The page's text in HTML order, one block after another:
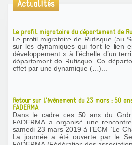
Actualités
Le profil migratoire du département de
Le profil migratoire de Rufisque (au
sur les dynamiques qui font le lien
développement » à l’échelle d’un
département de Rufisque. Ce département se caractérise en
effet par une dynamique (…)...
Retour sur l’évènement du 23 mars : 50
FADERMA
Dans le cadre des 50 ans du
FADERMA a organisé une
samedi 23 mars 2019 à l’ECM ’Le
La journée a été ouverte par le